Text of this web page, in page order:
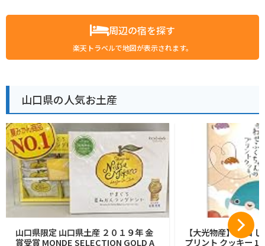
周辺の宿を探す
楽天トラベルで地図が表示されます。
山口県の人気お土産
山口県限定 山口県土産 ２０１９年 金
賞受賞 MONDE SELECTION GOLD A
【大光物産】 山口
プリント クッキー